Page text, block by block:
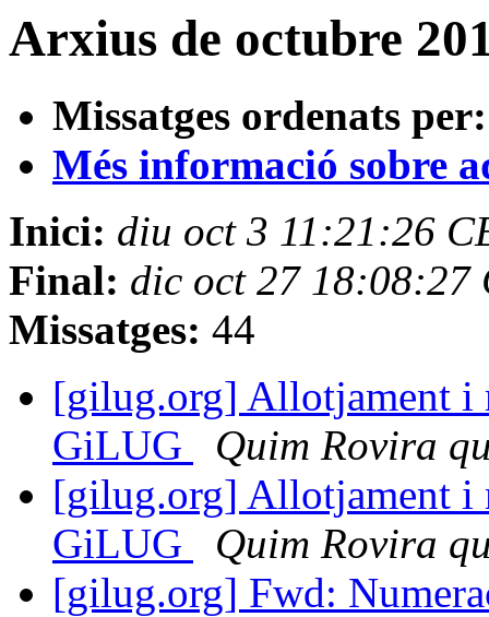
Arxius de octubre
Missatges ordenats per:
Més informació sobre
Inici: diu oct 3 11:21:26
Final: dic oct 27 18:08:27
Missatges: 44
[gilug.org] Allotjament i
GiLUG
Quim Rovira
[gilug.org] Allotjament i
GiLUG
Quim Rovira
[gilug.org] Fwd: